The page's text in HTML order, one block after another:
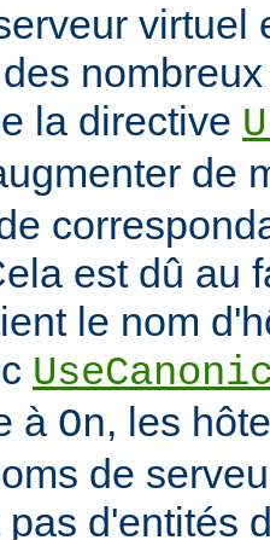
virtuel
la directive
de
est dû au
le nom
à On, les
de
d'entités